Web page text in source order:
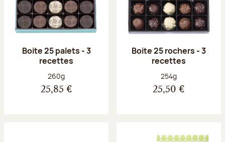
Boite 25 palets - 3
recettes
Poids net :
260g
25,85 €
Boite 25 rochers - 3
recettes
Poids net :
254g
25,50 €